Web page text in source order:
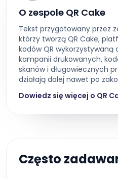
O zespole QR Cake
Tekst przygotowany przez
którzy tworzą QR Cake,
kodów QR
kampanii drukowanych,
skanów i długowiecznych
działają dalej nawet po
Dowiedz się więcej o QR
Często